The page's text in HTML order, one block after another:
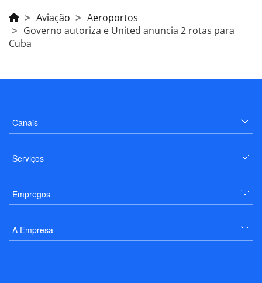
Aviação
Aeroportos
Governo autoriza e United anuncia 2 rotas para
Cuba
Canais
Serviços
Empregos
A Empresa